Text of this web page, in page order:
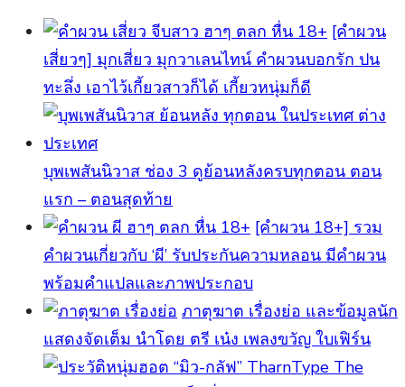
[คำผวน
เสี่ยวๆ] มุกเสี่ยว มุกวาเลนไทน์ คำผวนบอกรัก ปน
ทะลึ่ง เอาไว้เกี้ยวสาวก็ได้ เกี้ยวหนุ่มก็ดี
บุพเพสันนิวาส ช่อง 3 ดูย้อนหลังครบทุกตอน ตอน
แรก – ตอนสุดท้าย
[คําผวน 18+] รวม
คำผวนเกี่ยวกับ ‘ผี’ รับประกันความหลอน มีคำผวน
พร้อมคำแปลและภาพประกอบ
ภาตุฆาต เรื่องย่อ และข้อมูลนัก
แสดงจัดเต็ม นำโดย ตรี เน๋ง เพลงขวัญ ใบเฟิร์น